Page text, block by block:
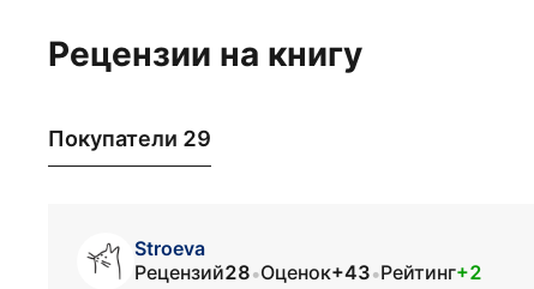
Рецензии на книгу
Покупатели 29
Stroeva
Рецензий28•Оценок+43•Рейтинг+2